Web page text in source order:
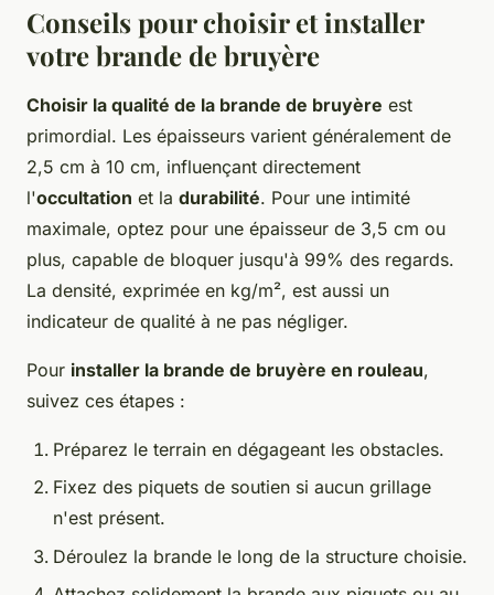
Conseils pour choisir et installer
votre brande de bruyère
Choisir la qualité de la brande de bruyère est
primordial. Les épaisseurs varient généralement de
2,5 cm à 10 cm, influençant directement
l'occultation et la durabilité. Pour une intimité
maximale, optez pour une épaisseur de 3,5 cm ou
plus, capable de bloquer jusqu'à 99% des regards.
La densité, exprimée en kg/m², est aussi un
indicateur de qualité à ne pas négliger.
Pour installer la brande de bruyère en rouleau,
suivez ces étapes :
Préparez le terrain en dégageant les obstacles.
Fixez des piquets de soutien si aucun grillage
n'est présent.
Déroulez la brande le long de la structure choisie.